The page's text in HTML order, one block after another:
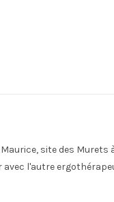
site des Murets
l'autre